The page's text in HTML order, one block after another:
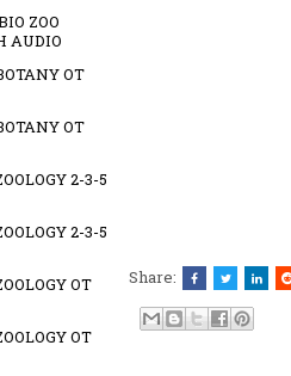
Share:
ZOO
AUDIO
OT
OT
2-3-5
2-3-5
OT
OT